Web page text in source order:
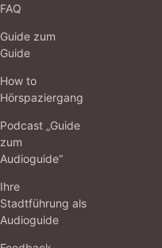
FAQ
Guide zum
Guide
How to
Hörspaziergang
Podcast „Guide
zum
Audioguide“
Ihre
Stadtführung als
Audioguide